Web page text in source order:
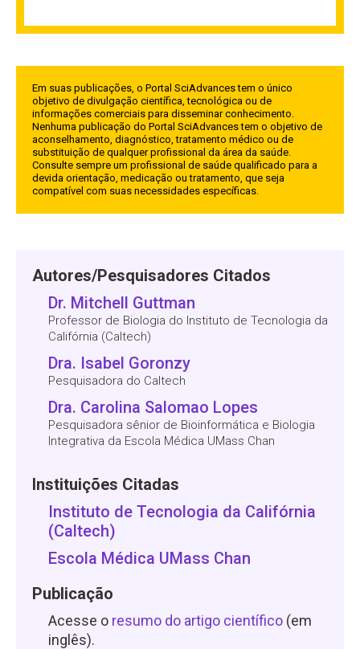
Em suas publicações, o Portal SciAdvances tem o único
objetivo de divulgação científica, tecnológica ou de
informações comerciais para disseminar conhecimento.
Nenhuma publicação do Portal SciAdvances tem o objetivo de
aconselhamento, diagnóstico, tratamento médico ou de
substituição de qualquer profissional da área da saúde.
Consulte sempre um profissional de saúde qualificado para a
devida orientação, medicação ou tratamento, que seja
compatível com suas necessidades específicas.
Autores/Pesquisadores Citados
Dr. Mitchell Guttman
Professor de Biologia do Instituto de Tecnologia da
Califórnia (Caltech)
Dra. Isabel Goronzy
Pesquisadora do Caltech
Dra. Carolina Salomao Lopes
Pesquisadora sênior de Bioinformática e Biologia
Integrativa da Escola Médica UMass Chan
Instituições Citadas
Instituto de Tecnologia da Califórnia
(Caltech)
Escola Médica UMass Chan
Publicação
Acesse o resumo do artigo científico (em
inglês).